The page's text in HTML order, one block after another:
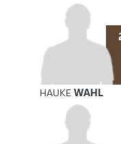
HAUKE WAHL